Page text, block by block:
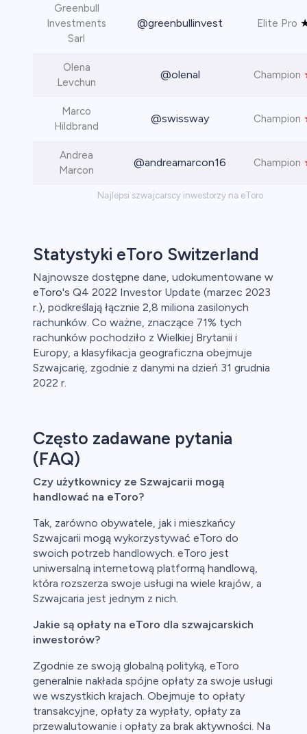
Najlepsi szwajcarscy inwestorzy na eToro
Greenbull
Investments
Sarl
@greenbullinvest Elite Pro
Olena
Levchun
@olenal Champion
Marco
Hildbrand
@swissway Champion
Andrea
Marcon
@andreamarcon16 Champion
Statystyki eToro Switzerland
Najnowsze dostępne dane, udokumentowane w
eToro's Q4 2022 Investor Update (marzec 2023
r.), podkreślają łącznie 2,8 miliona zasilonych
rachunków. Co ważne, znaczące 71% tych
rachunków pochodziło z Wielkiej Brytanii i
Europy, a klasyfikacja geograficzna obejmuje
Szwajcarię, zgodnie z danymi na dzień 31 grudnia
2022 r.
Często zadawane pytania
(FAQ)
Czy użytkownicy ze Szwajcarii mogą
handlować na eToro?
Tak, zarówno obywatele, jak i mieszkańcy
Szwajcarii mogą wykorzystywać eToro do
swoich potrzeb handlowych. eToro jest
uniwersalną internetową platformą handlową,
która rozszerza swoje usługi na wiele krajów, a
Szwajcaria jest jednym z nich.
Jakie są opłaty na eToro dla szwajcarskich
inwestorów?
Zgodnie ze swoją globalną polityką, eToro
generalnie nakłada spójne opłaty za swoje usługi
we wszystkich krajach. Obejmuje to opłaty
transakcyjne, opłaty za wypłaty, opłaty za
przewalutowanie i opłaty za brak aktywności. Na